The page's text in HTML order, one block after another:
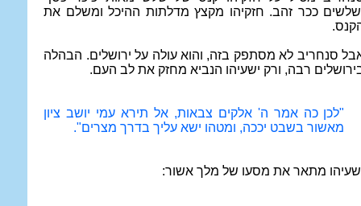
ככר זהב. חזקיהו מקצץ מדלתות ההיכל ומשלם את
סנחריב לא מסתפק בזה, והוא עולה על ירושלים. הבהלה
רבה, ורק ישעיהו הנביא מחזק את לב העם.
"לכן כה אמר ה' אלקים צבאות, אל תירא עמי יושב ציון
מאשור בשבט יככה, ומטהו ישא עליך בדרך מצרים".
מתאר את מסעו של מלך אשור: